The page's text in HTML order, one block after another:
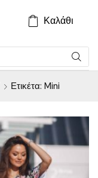
Καλάθι
Ετικέτα: Mini